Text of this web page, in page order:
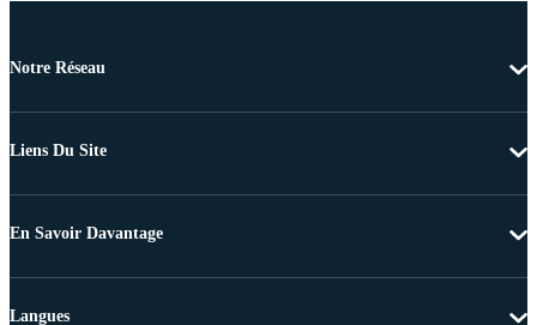
Notre Réseau
Liens Du Site
En Savoir Davantage
Langues